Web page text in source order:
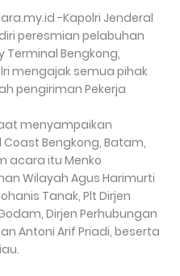
-Kapolri Jenderal
peresmian pelabuhan
Terminal Bengkong,
mengajak semua pihak
pengiriman Pekerja
menyampaikan
Bengkong, Batam,
acara itu Menko
Wilayah Agus Harimurti
Tanak, Plt Dirjen
Dirjen Perhubungan
Antoni Arif Priadi, beserta